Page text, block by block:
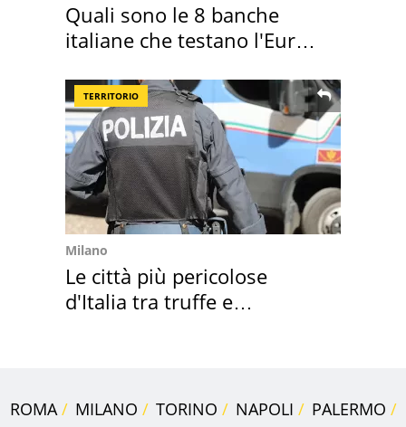
Quali sono le 8 banche
italiane che testano l'Euro
TERRITORIO
Milano
Le città più pericolose
d'Italia tra truffe e
ROMA MILANO TORINO NAPOLI
PALERMO